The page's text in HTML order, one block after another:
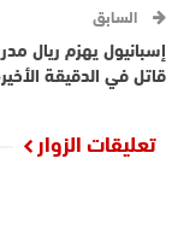
السابق
إسبانيول يهزم ريال
قاتل في الدقيقة
تعليقات الزوار